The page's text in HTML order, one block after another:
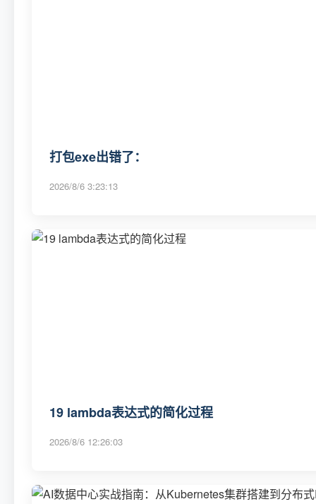
打包exe出错了：
2026/8/6 3:23:13
19 lambda表达式的简化过程
2026/8/6 12:26:03